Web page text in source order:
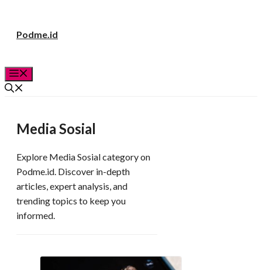
Podme.id
Media Sosial
Explore Media Sosial category on
Podme.id. Discover in-depth
articles, expert analysis, and
trending topics to keep you
informed.